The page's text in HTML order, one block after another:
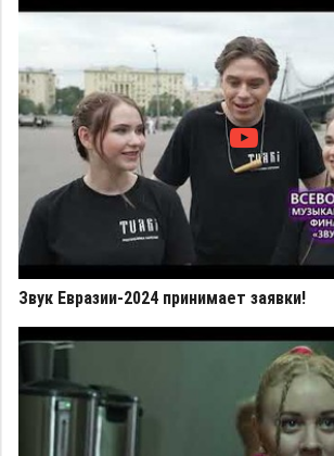
Звук Евразии-2024 принимает заявки!